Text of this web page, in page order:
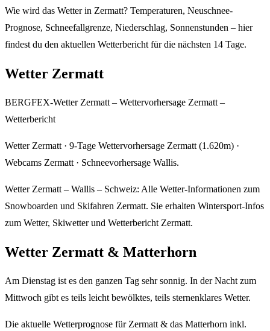
Wie wird das Wetter in Zermatt? Temperaturen, Neuschnee-
Prognose, Schneefallgrenze, Niederschlag, Sonnenstunden – hier
findest du den aktuellen Wetterbericht für die nächsten 14 Tage.
Wetter Zermatt
BERGFEX-Wetter Zermatt – Wettervorhersage Zermatt –
Wetterbericht
Wetter Zermatt · 9-Tage Wettervorhersage Zermatt (1.620m) ·
Webcams Zermatt · Schneevorhersage Wallis.
Wetter Zermatt – Wallis – Schweiz: Alle Wetter-Informationen zum
Snowboarden und Skifahren Zermatt. Sie erhalten Wintersport-Infos
zum Wetter, Skiwetter und Wetterbericht Zermatt.
Wetter Zermatt & Matterhorn
Am Dienstag ist es den ganzen Tag sehr sonnig. In der Nacht zum
Mittwoch gibt es teils leicht bewölktes, teils sternenklares Wetter.
Die aktuelle Wetterprognose für Zermatt & das Matterhorn inkl.